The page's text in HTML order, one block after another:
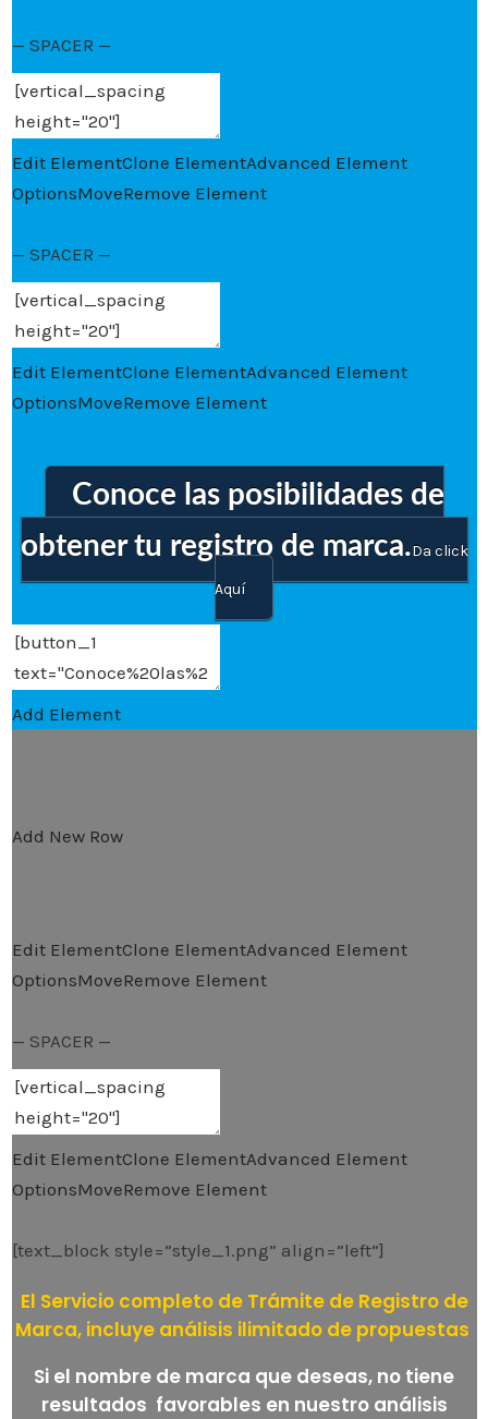
— SPACER —
Edit ElementClone ElementAdvanced Element
OptionsMoveRemove Element
— SPACER —
Edit ElementClone ElementAdvanced Element
OptionsMoveRemove Element
Conoce las posibilidades de
obtener tu registro de marca.Da click
Aquí
Add Element
Add New Row
Edit ElementClone ElementAdvanced Element
OptionsMoveRemove Element
— SPACER —
Edit ElementClone ElementAdvanced Element
OptionsMoveRemove Element
[text_block style=”style_1.png” align=”left”]
El Servicio completo de Trámite de Registro de
Marca, incluye análisis ilimitado de propuestas
Si el nombre de marca que deseas, no tiene
resultados favorables en nuestro análisis